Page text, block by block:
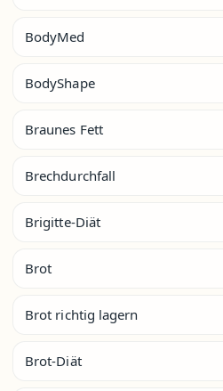
BodyMed
BodyShape
Braunes Fett
Brechdurchfall
Brigitte-Diät
Brot
Brot richtig lagern
Brot-Diät